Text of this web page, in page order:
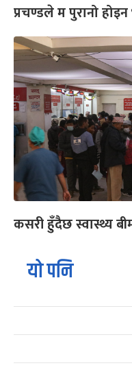
प्रचण्डले म पुरानो
कसरी हुँदैछ स्वास्थ्य
यो पनि